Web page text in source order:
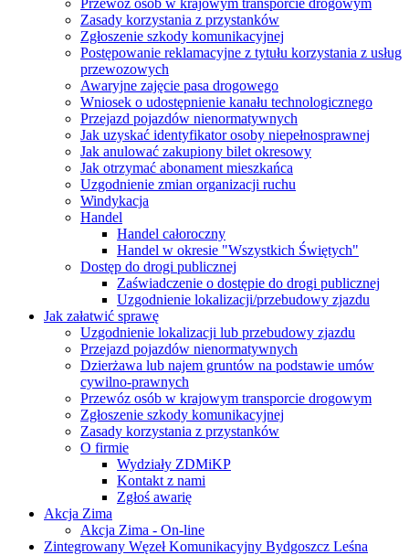
Zasady korzystania z przystanków
Zgłoszenie szkody komunikacyjnej
Postępowanie reklamacyjne z tytułu korzystania z usług
przewozowych
Awaryjne zajęcie pasa drogowego
Wniosek o udostępnienie kanału technologicznego
Przejazd pojazdów nienormatywnych
Jak uzyskać identyfikator osoby niepełnosprawnej
Jak anulować zakupiony bilet okresowy
Jak otrzymać abonament mieszkańca
Uzgodnienie zmian organizacji ruchu
Windykacja
Handel
Handel całoroczny
Handel w okresie "Wszystkich Świętych"
Dostęp do drogi publicznej
Zaświadczenie o dostępie do drogi publicznej
Uzgodnienie lokalizacji/przebudowy zjazdu
Jak załatwić sprawę
Uzgodnienie lokalizacji lub przebudowy zjazdu
Przejazd pojazdów nienormatywnych
Dzierżawa lub najem gruntów na podstawie umów
cywilno-prawnych
Przewóz osób w krajowym transporcie drogowym
Zgłoszenie szkody komunikacyjnej
Zasady korzystania z przystanków
O firmie
Wydziały ZDMiKP
Kontakt z nami
Zgłoś awarię
Akcja Zima
Akcja Zima - On-line
Zintegrowany Węzeł Komunikacyjny Bydgoszcz Leśna